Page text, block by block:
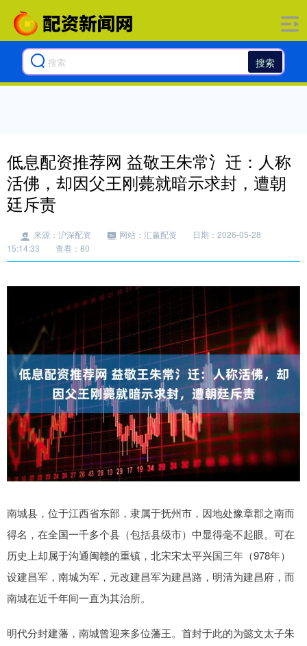
搜索
低息配资推荐网 益敬王朱常氵迁：人称
活佛，却因父王刚薨就暗示求封，遭朝
廷斥责
来源：沪深配资 网站：汇赢配资
日期：2026-05-28
15:14:33
查看：80
南城县，位于江西省东部，隶属于抚州市，因地处豫章郡之南而
得名，在全国一千多个县（包括县级市）中显得毫不起眼。可在
历史上却属于沟通闽赣的重镇，北宋宋太平兴国三年（978年）
设建昌军，南城为军，元改建昌军为建昌路，明清为建昌府，而
南城在近千年间一直为其治所。
明代分封建藩，南城曾迎来多位藩王。首封于此的为懿文太子朱